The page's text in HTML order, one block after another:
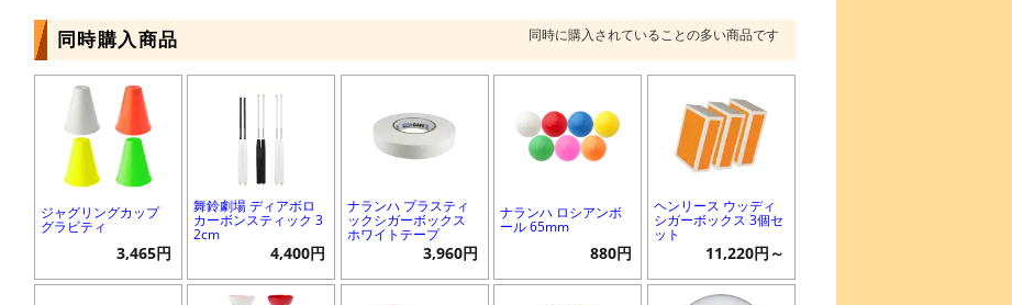
同時購入商品 同時に購入されていることの多い商品です
ジャグリングカップ
グラビティ
3,465円
舞鈴劇場 ディアボロ
カーボンスティック 3
2cm
4,400円
ナランハ プラスティ
ックシガーボックス
ホワイトテープ
3,960円
ナランハ ロシアンボ
ール 65mm
880円
ヘンリース ウッディ
シガーボックス 3個セ
ット
11,220円～